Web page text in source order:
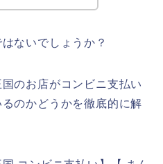
ないでしょうか？
のお店がコンビニ支払い
のかどうかを徹底的に解